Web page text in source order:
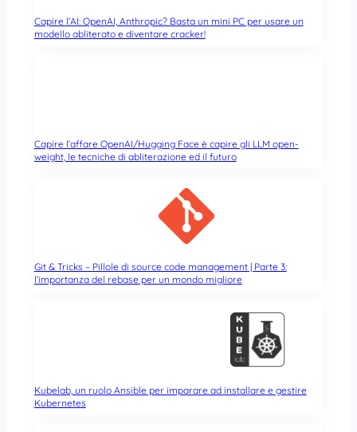
Capire l’AI: OpenAI, Anthropic? Basta un mini PC per usare un
modello abliterato e diventare cracker!
Capire l’affare OpenAI/Hugging Face è capire gli LLM open-
weight, le tecniche di abliterazione ed il futuro
Git & Tricks – Pillole di source code management | Parte 3:
l’importanza del rebase per un mondo migliore
Kubelab, un ruolo Ansible per imparare ad installare e gestire
Kubernetes